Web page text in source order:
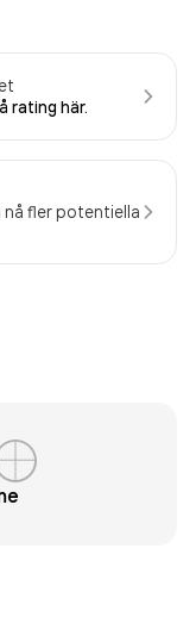
rating här.
fler potentiella